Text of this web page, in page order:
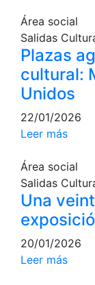
Wellness
Servicio de
Actividades
Piscina
Normativa
Patrocinio
Publicidad
Ventajas
¿Quieres
Área social
Salidas
Plazas
cultural:
Unidos
22/01/2026
Leer más
Área social
Salidas
Una
20/01/2026
Leer más